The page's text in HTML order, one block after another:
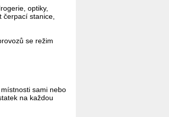
optiky,
stanice,
se režim
sami nebo
na každou